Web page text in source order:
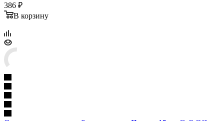
386 ₽
В корзину